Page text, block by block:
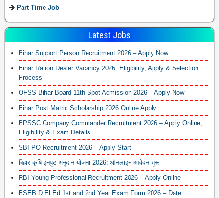
Part Time Job
Latest Jobs
Bihar Support Person Recruitment 2026 – Apply Now
Bihar Ration Dealer Vacancy 2026: Eligibility, Apply & Selection
Process
OFSS Bihar Board 11th Spot Admission 2026 – Apply Now
Bihar Post Matric Scholarship 2026 Online Apply
BPSSC Company Commander Recruitment 2026 – Apply Online,
Eligibility & Exam Details
SBI PO Recruitment 2026 – Apply Start
बिहार कृषि इनपुट अनुदान योजना 2026: ऑनलाइन आवेदन शुरू
RBI Young Professional Recruitment 2026 – Apply Online
BSEB D.El.Ed 1st and 2nd Year Exam Form 2026 – Date